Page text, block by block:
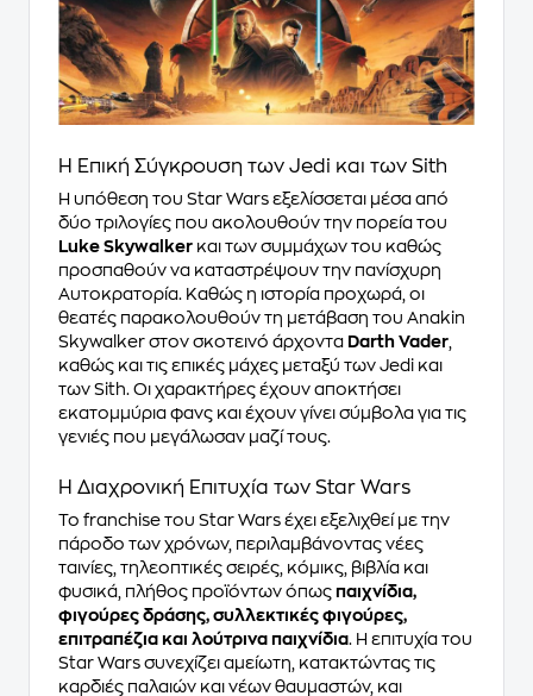
Η Επική Σύγκρουση των Jedi και των Sith
Η υπόθεση του Star Wars εξελίσσεται μέσα από
δύο τριλογίες που ακολουθούν την πορεία του
Luke Skywalker και των συμμάχων του καθώς
προσπαθούν να καταστρέψουν την πανίσχυρη
Αυτοκρατορία. Καθώς η ιστορία προχωρά, οι
θεατές παρακολουθούν τη μετάβαση του Anakin
Skywalker στον σκοτεινό άρχοντα Darth Vader
καθώς και τις επικές μάχες μεταξύ των Jedi και
των Sith. Οι χαρακτήρες έχουν αποκτήσει
εκατομμύρια φανς και έχουν γίνει σύμβολα για τις
γενιές που μεγάλωσαν μαζί τους.
Η Διαχρονική Επιτυχία των Star Wars
Το franchise του Star Wars έχει εξελιχθεί με την
πάροδο των χρόνων, περιλαμβάνοντας νέες
ταινίες, τηλεοπτικές σειρές, κόμικς, βιβλία και
φυσικά, πλήθος προϊόντων όπως παιχνίδια,
φιγούρες δράσης, συλλεκτικές φιγούρες,
επιτραπέζια και λούτρινα παιχνίδια. Η επιτυχία του
Star Wars συνεχίζει αμείωτη, κατακτώντας τις
καρδιές παλαιών και νέων θαυμαστών, και